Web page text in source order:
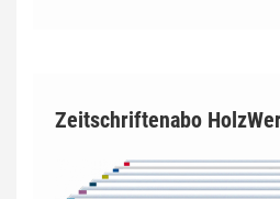
Zeitschriftenabo